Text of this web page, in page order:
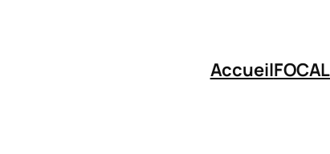
Accueil